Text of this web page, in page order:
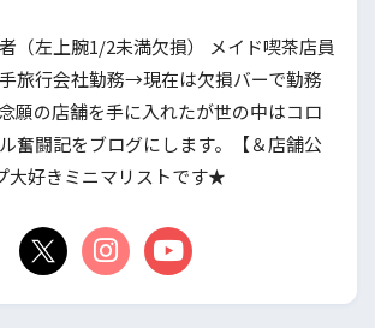
（左上腕1/2未満欠損） メイド喫茶店員
旅行会社勤務→現在は欠損バーで勤務
願の店舗を手に入れたが世の中はコロ
奮闘記をブログにします。【＆店舗公
大好きミニマリストです★